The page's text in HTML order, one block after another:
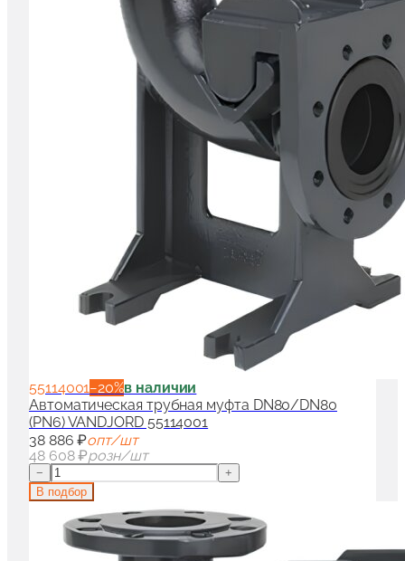
55114001−20%в наличии
Автоматическая трубная муфта DN80/DN80
(PN6) VANDJORD 55114001
38 886 ₽опт/шт
48 608 ₽розн/шт
−
+
В подбор